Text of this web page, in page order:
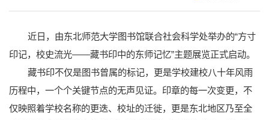
近日，由东北师范大学图书馆联合社会科学处举办的“方寸
印记，校史流光——藏书印中的东师记忆”主题展览正式启动。
藏书印不仅是图书曾属的标记，更是学校建校八十年风雨
历程中，一个个关键节点的无声见证。印章的每一次变更，不
仅映照着学校名称的更迭、校址的迁徙，更是东北地区乃至全